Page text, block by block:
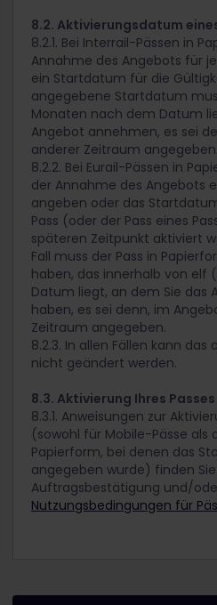
8.2. Aktivierungsdatum
8.2.1. Bei Interrail-Pässen in
Annahme des Angebots für
ein Startdatum für die
angegebene Startdatum
Monaten nach dem Datum
Angebot annehmen, es sei
anderer Zeitraum angegeben.
8.2.2. Bei Eurail-Pässen in
der Annahme des Angebots
angeben oder das
Pass (oder der Pass eines
späteren Zeitpunkt aktiviert
Fall muss der Pass in
haben, das innerhalb von elf
Datum liegt, an dem Sie das
haben, es sei denn, im
Zeitraum angegeben.
8.2.3. In allen Fällen kann
nicht geändert werden.
8.3. Aktivierung Ihres Passes
8.3.1. Anweisungen zur
(sowohl für Mobile-Pässe als
Papierform, bei denen das
angegeben wurde) finden
Auftragsbestätigung und/
Nutzungsbedingungen für